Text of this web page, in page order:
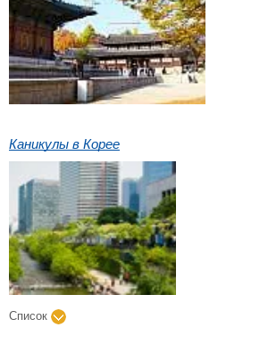
Каникулы в Корее
Список